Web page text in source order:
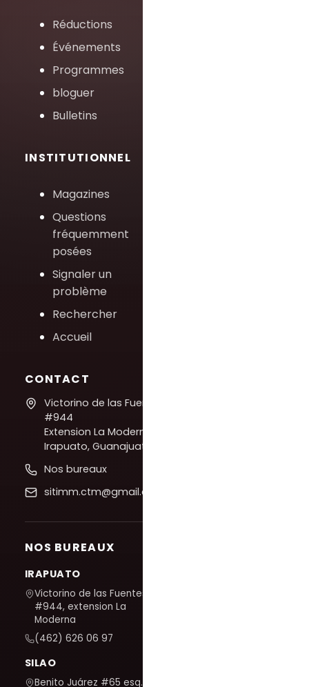
Réductions
Événements
Programmes
bloguer
Bulletins
INSTITUTIONNEL
Magazines
Questions
fréquemment
posées
Signaler un
problème
Rechercher
Accueil
CONTACT
Victorino de las Fuentes
#944
Extension La Moderna,
Irapuato, Guanajuato
Nos bureaux
sitimm.ctm@gmail.com
NOS BUREAUX
IRAPUATO
Victorino de las Fuentes
#944, extension La
Moderna
(462) 626 06 97
SILAO
Benito Juárez #65 esq. San